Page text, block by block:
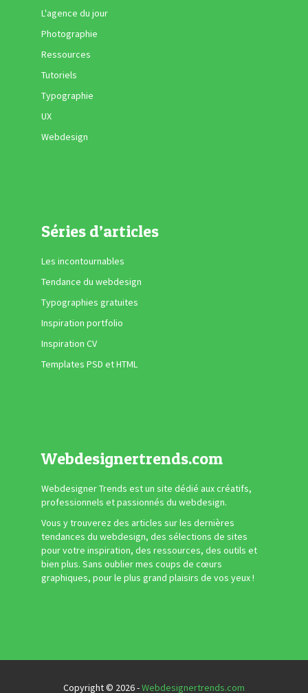
L'agence du jour
Photographie
Ressources
Tutoriels
Typographie
UX
Webdesign
Séries d’articles
Les incontournables
Tendance du webdesign
Typographies gratuites
Inspiration portfolio
Inspiration CV
Templates PSD et HTML
Webdesignertrends.com
Webdesigner Trends est un site dédié aux créatifs,
professionnels et passionnés du webdesign.
Vous y trouverez des articles sur les dernières
tendances du webdesign, des sélections de sites
pour votre inspiration, des ressources, des outils et
bien plus. Sans oublier mes coups de cœurs
graphiques, pour le plus grand plaisirs de vos yeux !
Copyright © 2026 -Webdesignertrends.com